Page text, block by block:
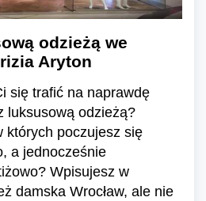
odzieżą we
Aryton
się trafić na naprawdę
luksusową odzieżą?
których poczujesz się
a jednocześnie
Wpisujesz w
damska Wrocław, ale nie